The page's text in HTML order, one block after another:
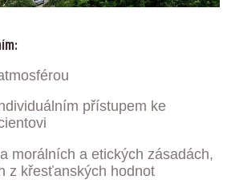
přístupem ke
morálních a etických zásadách,
z křesťanských hodnot